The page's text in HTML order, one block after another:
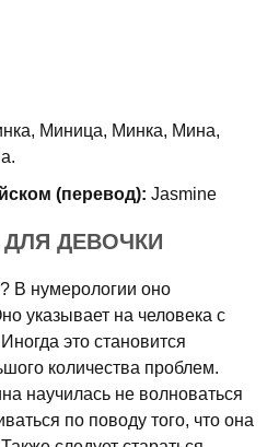
Миница, Минка, Мина,
(перевод): Jasmine
ДЕВОЧКИ
В нумерологии оно
указывает на человека с
это становится
количества проблем.
научилась не волноваться
по поводу того, что она